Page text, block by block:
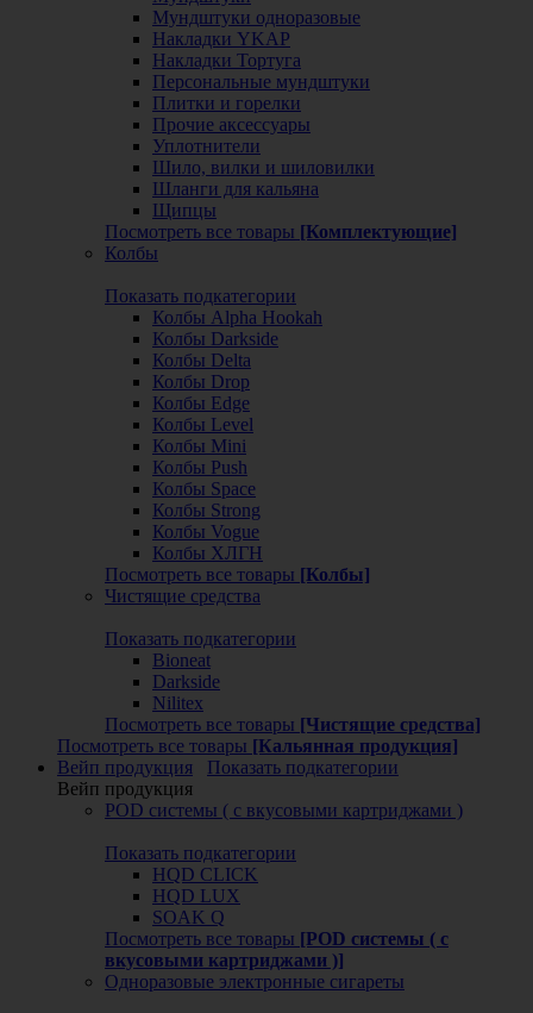
Мундштуки одноразовые
Накладки YKAP
Накладки Тортуга
Персональные мундштуки
Плитки и горелки
Прочие аксессуары
Уплотнители
Шило, вилки и шиловилки
Шланги для кальяна
Щипцы
Посмотреть все товары [Комплектующие]
Колбы
Показать подкатегории
Колбы Alpha Hookah
Колбы Darkside
Колбы Delta
Колбы Drop
Колбы Edge
Колбы Level
Колбы Mini
Колбы Push
Колбы Space
Колбы Strong
Колбы Vogue
Колбы ХЛГН
Посмотреть все товары [Колбы]
Чистящие средства
Показать подкатегории
Bioneat
Darkside
Nilitex
Посмотреть все товары [Чистящие средства]
Посмотреть все товары [Кальянная продукция]
Вейп продукция
Показать подкатегории
Вейп продукция
POD системы ( с вкусовыми картриджами )
Показать подкатегории
HQD CLICK
HQD LUX
SOAK Q
Посмотреть все товары [POD системы ( с
вкусовыми картриджами )]
Одноразовые электронные сигареты